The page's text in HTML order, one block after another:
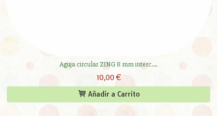
Aguja circular ZING 8 mm interc....
10,00 €
Añadir a Carrito